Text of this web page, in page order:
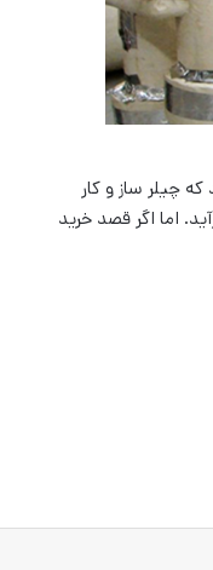
چیلر ساز و کار
اما اگر قصد خرید